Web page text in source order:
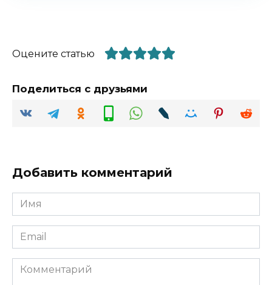
Оцените статью
Поделиться с друзьями
Добавить комментарий
Имя
*
Email
*
Комментарий